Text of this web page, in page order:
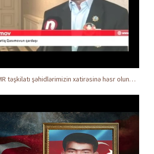
AVMVİB Naxçıvan MR təşkilatı şəhidlərimizin xatirəsinə həsr olunmuş tədbir keçirdi